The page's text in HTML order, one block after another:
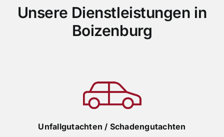
Unsere Dienstleistungen in
Boizenburg
Unfallgutachten / Schadengutachten